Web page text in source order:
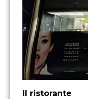
Il ristorante